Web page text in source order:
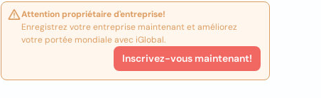
Attention propriétaire d'entreprise!
Enregistrez votre entreprise maintenant et améliorez
votre portée mondiale avec iGlobal.
Inscrivez-vous maintenant!